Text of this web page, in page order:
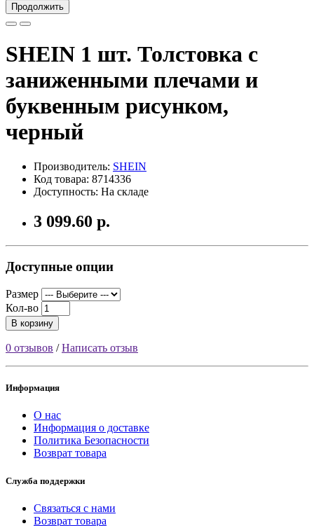
Продолжить
SHEIN 1 шт. Толстовка с
заниженными плечами и
буквенным рисунком,
черный
Производитель: SHEIN
Код товара: 8714336
Доступность: На складе
3 099.60 р.
Доступные опции
Размер
Кол-во
В корзину
0 отзывов /Написать отзыв
Информация
О нас
Информация о доставке
Политика Безопасности
Возврат товара
Служба поддержки
Связаться с нами
Возврат товара